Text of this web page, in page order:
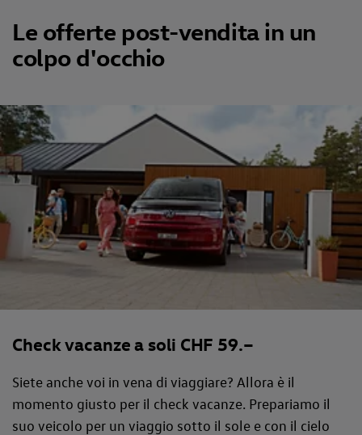
Le offerte post-vendita in un
colpo d'occhio
Check vacanze a soli CHF 59.–
Siete anche voi in vena di viaggiare? Allora è il
momento giusto per il check vacanze. Prepariamo il
suo veicolo per un viaggio sotto il sole e con il cielo